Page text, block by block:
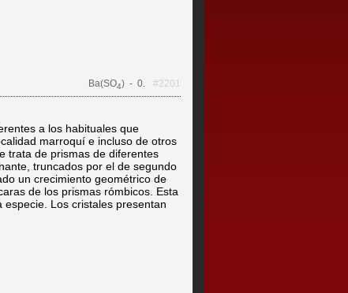
Ba(SO4) - 0.
#2201
a los habituales que
marroquí e incluso de otros
trata de prismas de diferentes
truncados por el de segundo
un crecimiento geométrico de
de los prismas rómbicos. Esta
Los cristales presentan